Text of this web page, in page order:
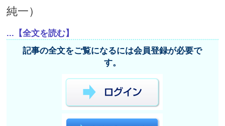
純一）
...【全文を読む】
記事の全文をご覧になるには会員登録が必要で
す。